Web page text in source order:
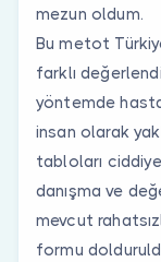
mezun oldum.
Bu metot
farklı
yöntemde
insan olarak
tabloları ciddiye
danışma ve
mevcut
formu